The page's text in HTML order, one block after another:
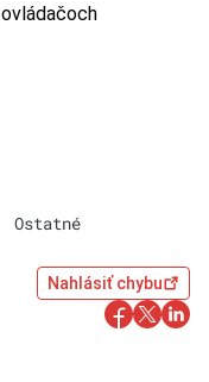
Ostatné
Nahlásiť chybu